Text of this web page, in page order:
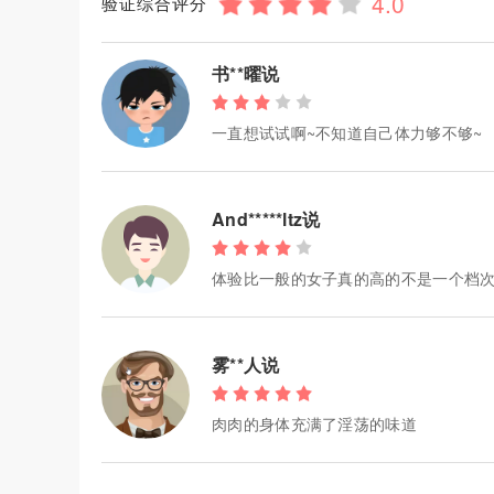
书**曜说
一直想试试啊~不知道自己体力够不够~
And*****ltz说
体验比一般的女子真的高的不是一个档
雾**人说
肉肉的身体充满了淫荡的味道